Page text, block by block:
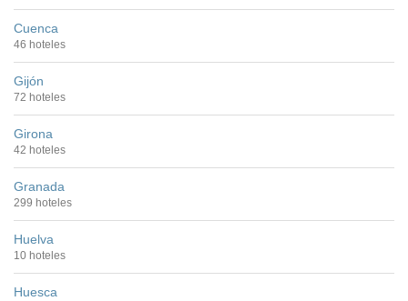
Cuenca
46 hoteles
Gijón
72 hoteles
Girona
42 hoteles
Granada
299 hoteles
Huelva
10 hoteles
Huesca